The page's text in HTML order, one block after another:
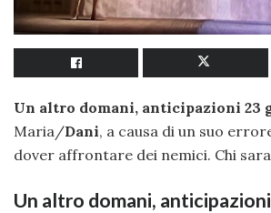
Un altro domani, anticipazioni 23
Maria/Dani, a causa di un suo
dover affrontare dei nemici. Chi
Un altro domani,